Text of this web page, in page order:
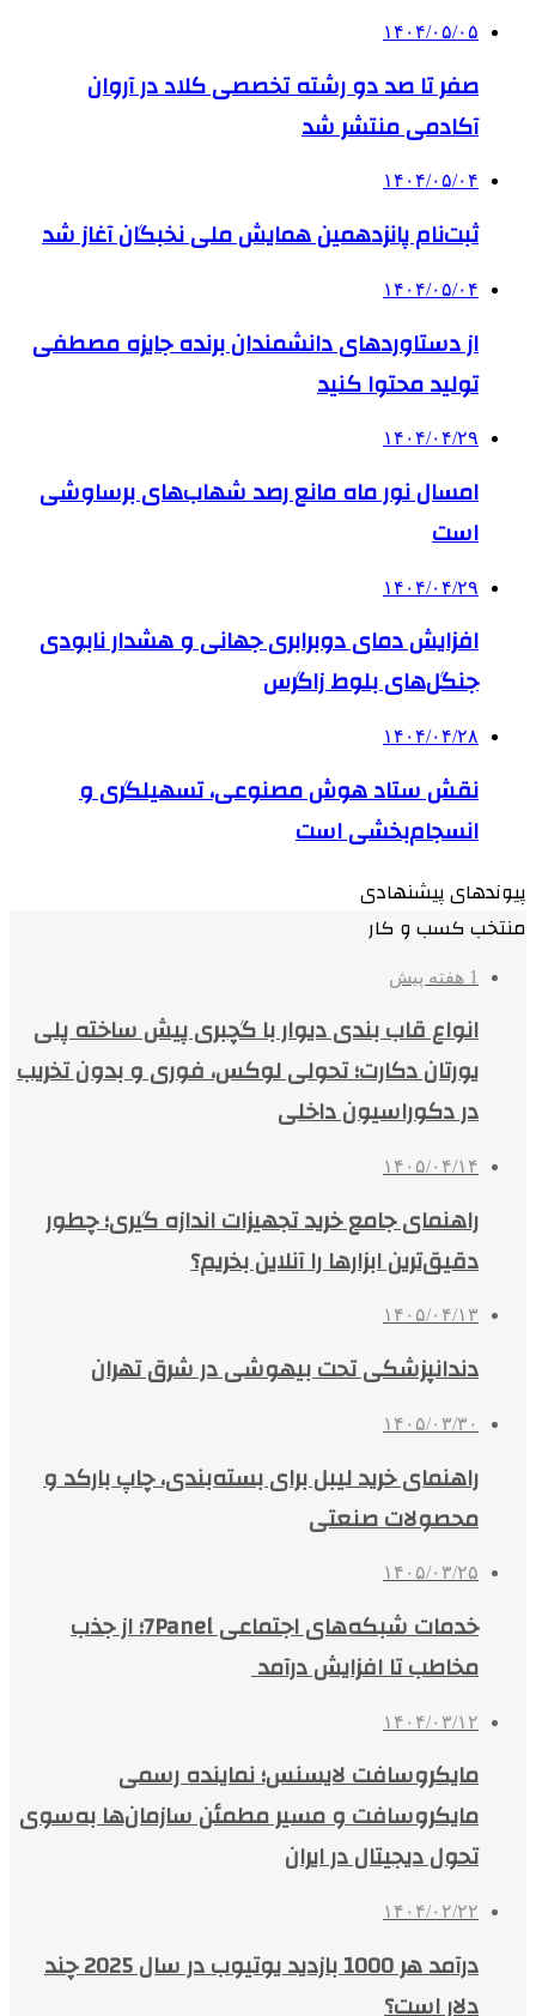
۱۴۰۴/۰۵/۰۵
صفر تا صد دو رشته‌ تخصصی کلاد در آروان
آکادمی منتشر شد
۱۴۰۴/۰۵/۰۴
ثبت‌نام پانزدهمین همایش ملی نخبگان آغاز شد
۱۴۰۴/۰۵/۰۴
از دستاوردهای دانشمندان برنده جایزه مصطفی
تولید محتوا کنید
۱۴۰۴/۰۴/۲۹
امسال نور ماه مانع رصد شهاب‌های برساوشی
است
۱۴۰۴/۰۴/۲۹
افزایش دمای دوبرابری جهانی و هشدار نابودی
جنگل‌های بلوط زاگرس
۱۴۰۴/۰۴/۲۸
نقش ستاد هوش مصنوعی، تسهیلگری و
انسجام‌بخشی است
پیوندهای پیشنهادی
منتخب کسب و کار
1 هفته پیش
انواع قاب بندی دیوار با گچبری پیش ساخته پلی
یورتان دکارت؛ تحولی لوکس، فوری و بدون تخریب
در دکوراسیون داخلی
۱۴۰۵/۰۴/۱۴
راهنمای جامع خرید تجهیزات اندازه گیری؛ چطور
دقیق‌ترین ابزارها را آنلاین بخریم؟
۱۴۰۵/۰۴/۱۳
دندانپزشکی تحت بیهوشی در شرق تهران
۱۴۰۵/۰۳/۳۰
راهنمای خرید لیبل برای بسته‌بندی، چاپ بارکد و
محصولات صنعتی
۱۴۰۵/۰۳/۲۵
خدمات شبکه‌های اجتماعی 7Panel؛ از جذب
مخاطب تا افزایش درآمد
۱۴۰۴/۰۳/۱۲
مایکروسافت لایسنس؛ نماینده رسمی
مایکروسافت و مسیر مطمئن سازمان‌ها به‌سوی
تحول دیجیتال در ایران
۱۴۰۴/۰۲/۲۲
درآمد هر 1000 بازدید یوتیوب در سال 2025 چند
دلار است؟